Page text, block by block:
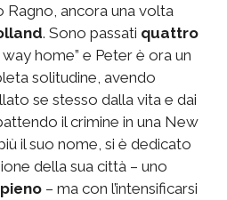
Ragno, ancora una volta
. Sono passati quattro
home” e Peter è ora un
solitudine, avendo
se stesso dalla vita e dai
il crimine in una New
il suo nome, si è dedicato
della sua città – uno
– ma con l’intensificarsi